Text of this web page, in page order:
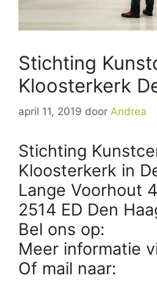
Stichting
Kloosterkerk
april 11, 2019 door Andrea
Stichting
Kloosterkerk in
Lange Voorhout 4
2514 ED Den
Bel ons op:
Meer informatie
Of mail naar: